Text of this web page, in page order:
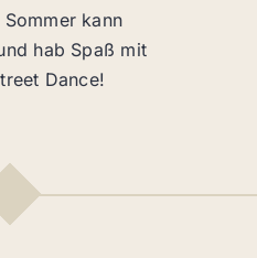
kann
hab Spaß mit
Dance!